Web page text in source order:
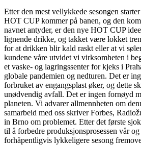
Etter den mest vellykkede sesongen
HOT CUP kommer på banen, og den
navnet antyder, er den nye HOT CUP
lignende drikke, og takket være lokket
for at drikken blir kald raskt eller at vi
kundene våre utvidet vi virksomheten i
et vaske- og lagringssenter for kjeks i
globale pandemien og nedturen. Det er
forbruket av engangsplast øker, og dette
unødvendig avfall. Det er ingen fornøyd
planeten. Vi advarer allmennheten om
samarbeid med oss skriver Forbes,
in Brno om problemet. Etter det første
til å forbedre produksjonsprosessen vår
forhåpentligvis lykkeligere sesong